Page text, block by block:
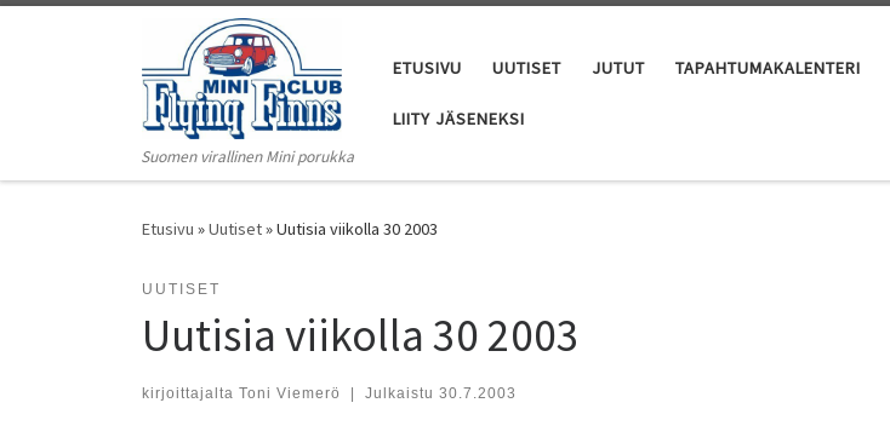
Suomen virallinen Mini porukka
ETUSIVU UUTISET JUTUT TAPAHTUMAKALENTERI
LIITY JÄSENEKSI
Etusivu »Uutiset»Uutisia viikolla 30 2003
UUTISET
Uutisia viikolla 30 2003
kirjoittajalta Toni Viemerö Julkaistu 30.7.2003